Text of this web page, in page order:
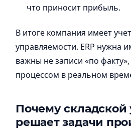
что приносит прибыль.
В итоге компания имеет
управляемости. ERP нужна
важны не записи «по
процессом в реальном
Почему складской
решает задачи